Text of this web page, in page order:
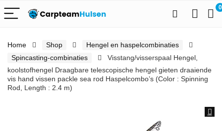
0
Home Shop
Hengel en haspelcombinaties
Spincasting-combinaties
Visstang/visserspaal Hengel,
koolstofhengel Draagbare telescopische hengel gieten draaiende
vis hand vissen packle sea rod Haspelcombo’s (Color : Spinning
Rod, Length : 2.4 m)